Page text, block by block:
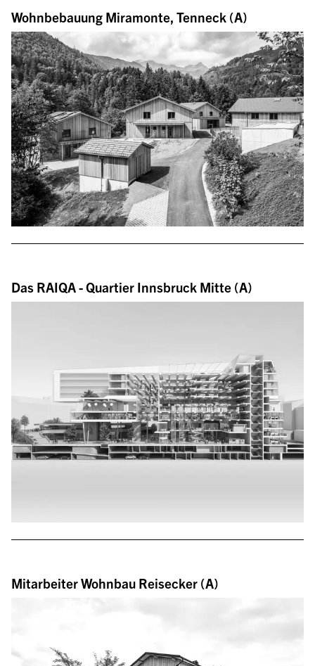
Wohnbebauung Miramonte, Tenneck (A)
Das RAIQA - Quartier Innsbruck Mitte (A)
Mitarbeiter Wohnbau Reisecker (A)